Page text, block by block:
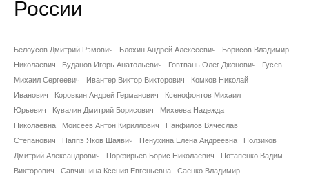
Администрация
Сотрудники
Отчетность
Противодействие коррупции
Материалы для СМИ
России
Белоусов Дмитрий Рэмович Блохин Андрей Алексеевич
Борисов Владимир
Николаевич
Буданов Игорь Анатольевич Говтвань Олег Джонович
Гусев
Михаил Сергеевич
Ивантер Виктор Викторович
Комков Николай
Иванович
Коровкин Андрей Германович
Ксенофонтов Михаил
Юрьевич
Кувалин Дмитрий Борисович
Михеева Надежда
Николаевна
Моисеев Антон Кириллович
Панфилов Вячеслав
Степанович
Паппэ Яков Шаявич Пенухина Елена Андреевна
Ползиков
Дмитрий Александрович
Порфирьев Борис Николаевич
Потапенко Вадим
Викторович
Савчишина Ксения Евгеньевна
Саенко Владимир